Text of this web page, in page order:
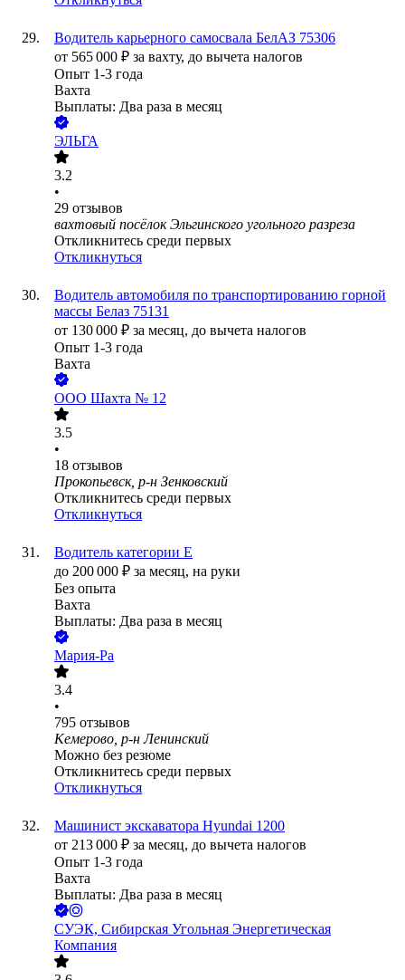
Водитель карьерного самосвала БелАЗ 75306
от 565 000 ₽ за вахту, до вычета налогов
Опыт 1-3 года
Вахта
Выплаты: Два раза в месяц
ЭЛЬГА
3.2
•
29 отзывов
вахтовый посёлок Эльгинского угольного разреза
Откликнитесь среди первых
Откликнуться
Водитель автомобиля по транспортированию горной
массы Белаз 75131
от 130 000 ₽ за месяц, до вычета налогов
Опыт 1-3 года
Вахта
ООО Шахта № 12
3.5
•
18 отзывов
Прокопьевск, р-н Зенковский
Откликнитесь среди первых
Откликнуться
Водитель категории Е
до 200 000 ₽ за месяц, на руки
Без опыта
Вахта
Выплаты: Два раза в месяц
Мария-Ра
3.4
•
795 отзывов
Кемерово, р-н Ленинский
Можно без резюме
Откликнитесь среди первых
Откликнуться
Машинист экскаватора Hyundai 1200
от 213 000 ₽ за месяц, до вычета налогов
Опыт 1-3 года
Вахта
Выплаты: Два раза в месяц
СУЭК, Сибирская Угольная Энергетическая
Компания